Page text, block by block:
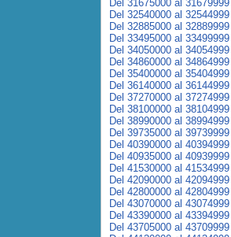
Del 31675000 al 31679999
Del 32540000 al 32544999
Del 32885000 al 32889999
Del 33495000 al 33499999
Del 34050000 al 34054999
Del 34860000 al 34864999
Del 35400000 al 35404999
Del 36140000 al 36144999
Del 37270000 al 37274999
Del 38100000 al 38104999
Del 38990000 al 38994999
Del 39735000 al 39739999
Del 40390000 al 40394999
Del 40935000 al 40939999
Del 41530000 al 41534999
Del 42090000 al 42094999
Del 42800000 al 42804999
Del 43070000 al 43074999
Del 43390000 al 43394999
Del 43705000 al 43709999